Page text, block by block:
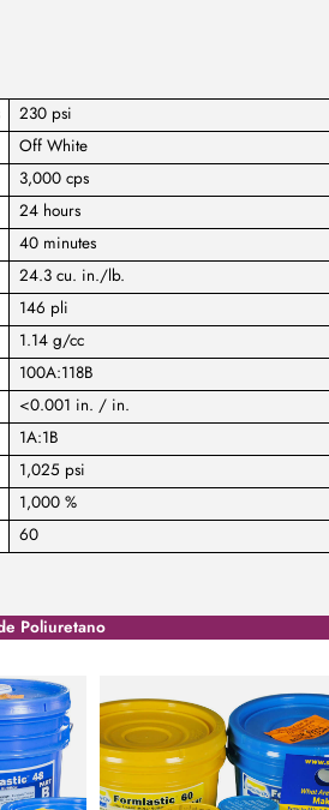
230 psi
Off White
3,000 cps
24 hours
40 minutes
24.3 cu. in./lb.
146 pli
1.14 g/cc
100A:118B
<0.001 in. / in.
1A:1B
1,025 psi
1,000 %
60
Poliuretano